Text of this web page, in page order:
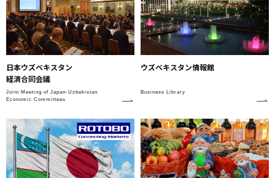
日本ウズベキスタン
経済合同会議
Joint Meeting of Japan-Uzbekistan
Economic Committees
ウズベキスタン情報館
Business Library